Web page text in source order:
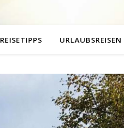
REISETIPPS URLAUBSREISEN